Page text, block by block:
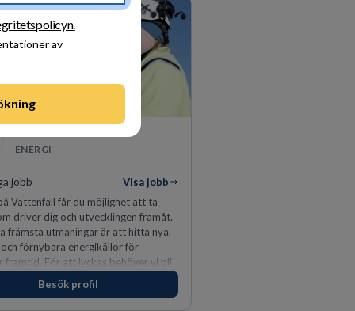
av
ENERGI
jobb
Visa jobb
Vattenfall får du möjlighet att ta
driver dig och utvecklingen framåt.
främsta utmaningar är att hitta nya,
förnybara energikällor för
framtid. För att lyckas behöver vi bli
som vill göra skillnad.
Besök profil